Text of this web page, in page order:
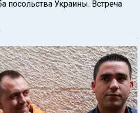
посольства Украины. Встреча